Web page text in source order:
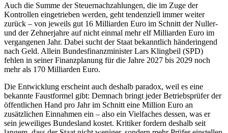
Auch die Summe der Steuernachzahlungen, die im Zuge der
Kontrollen eingetrieben werden, geht tendenziell immer weiter
zurück – von jeweils gut 16 Milliarden Euro im Schnitt der Nuller-
und der Zehnerjahre auf nicht einmal mehr elf Milliarden Euro im
vergangenen Jahr. Dabei sucht der Staat bekanntlich händeringend
nach Geld. Allein Bundesfinanzminister Lars Klingbeil (SPD)
fehlen in seiner Finanzplanung für die Jahre 2027 bis 2029 noch
mehr als 170 Milliarden Euro.
Die Entwicklung erscheint auch deshalb paradox, weil es eine
bekannte Faustformel gibt: Demnach bringt jeder Betriebsprüfer der
öffentlichen Hand pro Jahr im Schnitt eine Million Euro an
zusätzlichen Einnahmen ein – also ein Vielfaches dessen, was er
sein jeweiliges Bundesland kostet. Kritiker fordern deshalb seit